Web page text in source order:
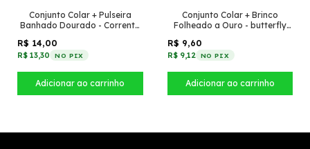
Conjunto Colar + Pulseira
Banhado Dourado - Corrente
R$ 14,00
R$ 13,30 NO PIX
Conjunto Colar + Brinco
Folheado a Ouro - butterfly
R$ 9,60
R$ 9,12 NO PIX